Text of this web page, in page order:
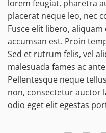
lorem feugiat, pharetra
placerat neque leo, nec
Fusce elit libero,
accumsan est. Proin
Sed et rutrum felis, vel
malesuada fames ac
Pellentesque neque
non, consectetur auctor
odio eget elit egestas